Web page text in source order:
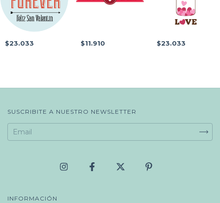
$23.033 $11.910 $23.033
SUSCRIBITE A NUESTRO NEWSLETTER
INFORMACIÓN